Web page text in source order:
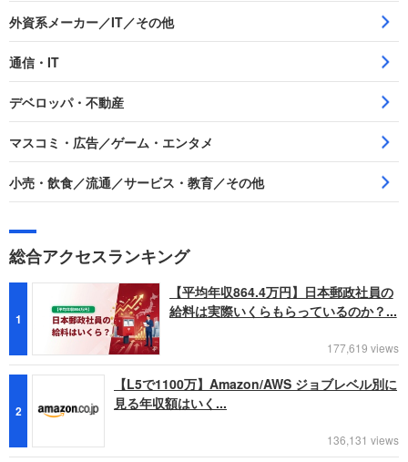
外資系メーカー／IT／その他
通信・IT
デベロッパ・不動産
マスコミ・広告／ゲーム・エンタメ
小売・飲食／流通／サービス・教育／その他
総合アクセスランキング
1
【平均年収864.4万円】日本郵政社員の
給料は実際いくらもらっているのか？...
177,619 views
2
【L5で1100万】Amazon/AWS ジョブレベル別に
見る年収額はいく...
136,131 views